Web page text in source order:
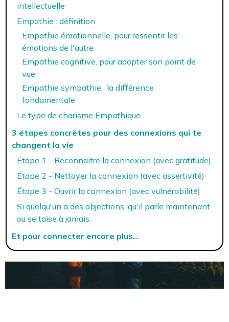
intellectuelle
Empathie : définition
Empathie émotionnelle, pour ressentir les
émotions de l'autre
Empathie cognitive, pour adopter son point de
vue
Empathie sympathie : la différence
fondamentale
Le type de charisme Empathique
3 étapes concrètes pour des connexions qui te
changent la vie
Étape 1 - Reconnaitre la connexion (avec gratitude)
Étape 2 - Nettoyer la connexion (avec assertivité)
Étape 3 - Ouvrir la connexion (avec vulnérabilité)
Si quelqu'un a des objections, qu'il parle maintenant
ou se taise à jamais.
Et pour connecter encore plus...